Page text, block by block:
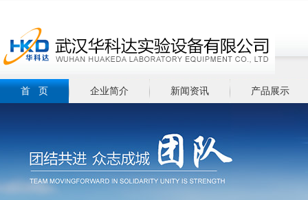
首 页 企业简介 新闻资讯 产品展示